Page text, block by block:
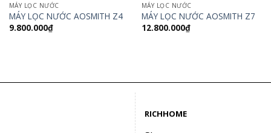
MÁY LỌC NƯỚC
MÁY LỌC NƯỚC AOSMITH Z4
9.800.000₫
MÁY LỌC NƯỚC
MÁY LỌC NƯỚC AOSMITH Z7
12.800.000₫
RICHHOME